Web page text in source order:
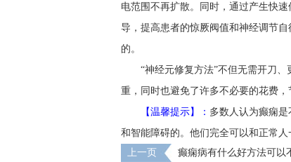
电范围不再扩散。同时，通过产生快
导，提高患者的惊厥阀值和神经调节
的。
“神经元修复方法”不但无需开刀
重，同时也避免了许多不必要的花费
【温馨提示】： 多数人认为癫痫
和智能障碍的。他们完全可以和正常
上一页
癫痫病有什么好方法可以